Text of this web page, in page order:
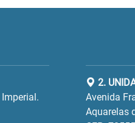
2.
Avenida
Aquarelas